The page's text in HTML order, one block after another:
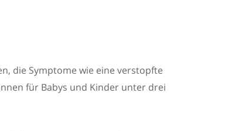
die Symptome wie eine verstopfte
für Babys und Kinder unter drei